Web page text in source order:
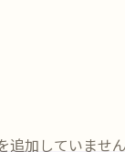
加していません